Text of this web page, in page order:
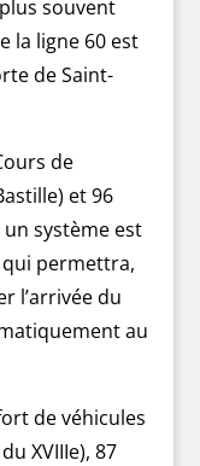
souvent
la ligne 60 est
de Saint-
de
et 96
système est
permettra,
l’arrivée du
au
de véhicules
XVIIIe), 87